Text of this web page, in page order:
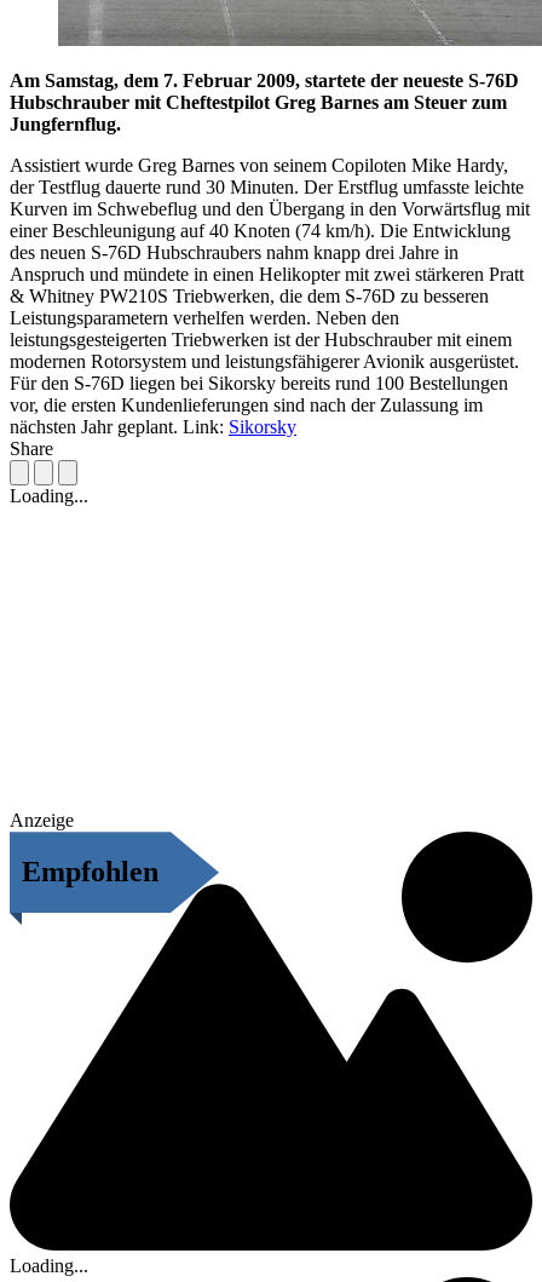
Am Samstag, dem 7. Februar 2009, startete der neueste S-76D
Hubschrauber mit Cheftestpilot Greg Barnes am Steuer zum
Jungfernflug.
Assistiert wurde Greg Barnes von seinem Copiloten Mike Hardy,
der Testflug dauerte rund 30 Minuten. Der Erstflug umfasste leichte
Kurven im Schwebeflug und den Übergang in den Vorwärtsflug mit
einer Beschleunigung auf 40 Knoten (74 km/h). Die Entwicklung
des neuen S-76D Hubschraubers nahm knapp drei Jahre in
Anspruch und mündete in einen Helikopter mit zwei stärkeren Pratt
& Whitney PW210S Triebwerken, die dem S-76D zu besseren
Leistungsparametern verhelfen werden. Neben den
leistungsgesteigerten Triebwerken ist der Hubschrauber mit einem
modernen Rotorsystem und leistungsfähigerer Avionik ausgerüstet.
Für den S-76D liegen bei Sikorsky bereits rund 100 Bestellungen
vor, die ersten Kundenlieferungen sind nach der Zulassung im
nächsten Jahr geplant. Link: Sikorsky
Share
Loading...
Anzeige
Empfohlen
Loading...